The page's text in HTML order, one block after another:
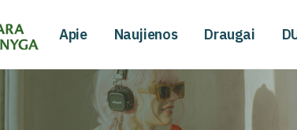
Apie Naujienos Draugai